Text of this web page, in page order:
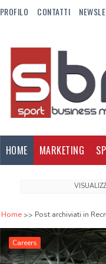
PROFILO CONTATTI
HOME MARKETING
Home Post archiviati in
Careers